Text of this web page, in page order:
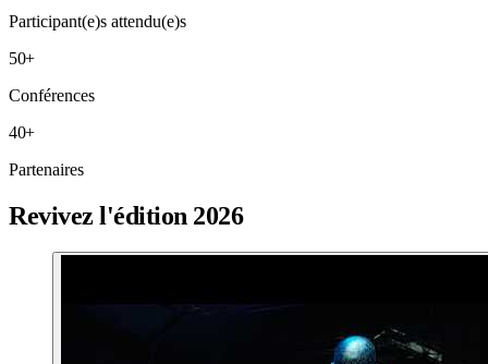
Participant(e)s attendu(e)s
50+
Conférences
40+
Partenaires
Revivez l'édition 2026